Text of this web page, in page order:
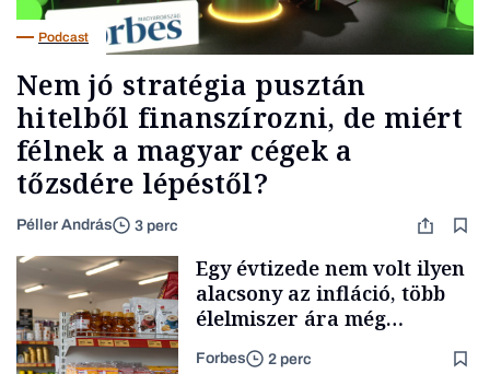
Podcast
Nem jó stratégia pusztán
hitelből finanszírozni, de miért
félnek a magyar cégek a
tőzsdére lépéstől?
Péller András 3 perc
Egy évtizede nem volt ilyen
alacsony az infláció, több
élelmiszer ára még
rohamosan csökken is
Forbes 2 perc